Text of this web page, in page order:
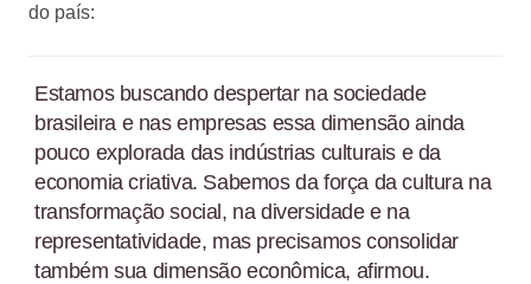
do país:
Estamos buscando despertar na sociedade
brasileira e nas empresas essa dimensão ainda
pouco explorada das indústrias culturais e da
economia criativa. Sabemos da força da cultura na
transformação social, na diversidade e na
representatividade, mas precisamos consolidar
também sua dimensão econômica, afirmou.